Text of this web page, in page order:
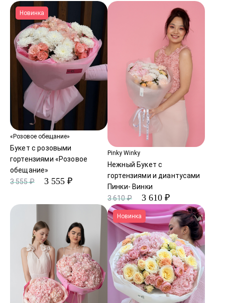
Новинка
«Розовое обещание»
Букет с розовыми
гортензиями «Розовое
обещание»
3 555 ₽
3 555 ₽
Pinky Winky
Нежный Букет с
гортензиями и диантусами
Пинки- Винки
3 610 ₽
3 610 ₽
Новинка